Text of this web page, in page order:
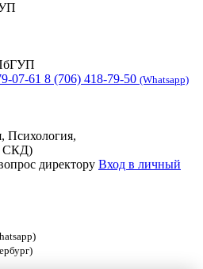
07-61 8 (706) 418-79-50 (Whatsapp)
Психология,
СКД)
директору Вход в личный